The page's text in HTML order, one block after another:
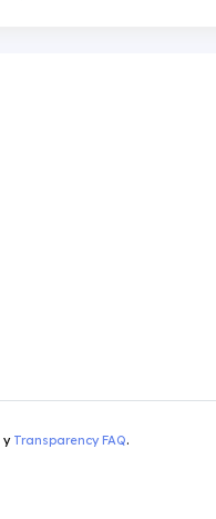
y Transparency FAQ.